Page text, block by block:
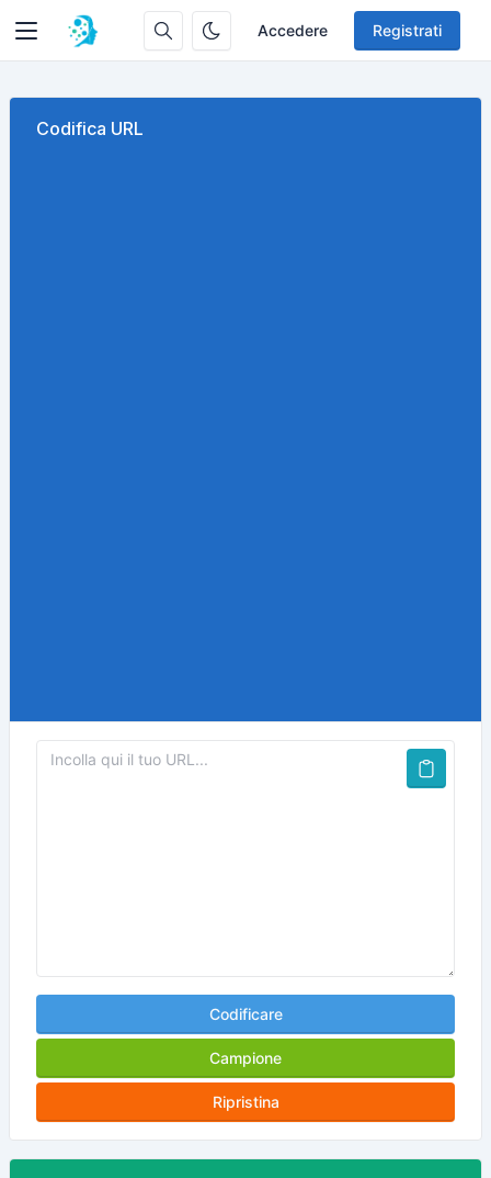
Accedere Registrati
Codifica URL
Codificare
Campione
Ripristina